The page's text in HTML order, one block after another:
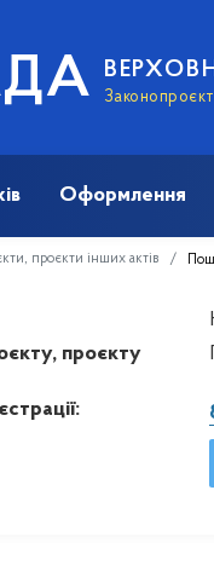
Оформлення
проєкти інших актів
проєкту